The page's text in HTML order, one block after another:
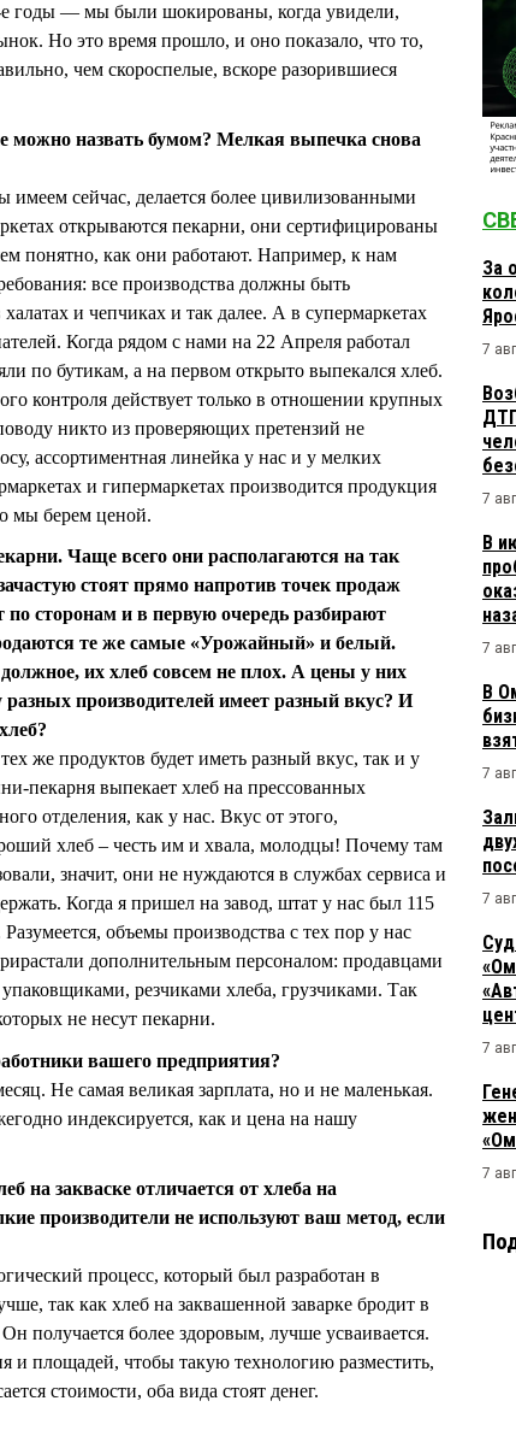
годы — мы были шокированы, когда увидели,
Но это время прошло, и оно показало, что то,
чем скороспелые, вскоре разорившиеся
можно назвать бумом? Мелкая выпечка снова
сейчас, делается более цивилизованными
открываются пекарни, они сертифицированы
понятно, как они работают. Например, к нам
все производства должны быть
и чепчиках и так далее. А в супермаркетах
Когда рядом с нами на 22 Апреля работал
по бутикам, а на первом открыто выпекался хлеб.
контроля действует только в отношении крупных
никто из проверяющих претензий не
ассортиментная линейка у нас и у мелких
и гипермаркетах производится продукция
мы берем ценой.
Чаще всего они располагаются на так
стоят прямо напротив точек продаж
сторонам и в первую очередь разбирают
те же самые «Урожайный» и белый.
их хлеб совсем не плох. А цены у них
разных производителей имеет разный вкус? И
же продуктов будет иметь разный вкус, так и у
пекарня выпекает хлеб на прессованных
отделения, как у нас. Вкус от этого,
хлеб – честь им и хвала, молодцы! Почему там
значит, они не нуждаются в службах сервиса и
Когда я пришел на завод, штат у нас был 115
объемы производства с тех пор у нас
дополнительным персоналом: продавцами
резчиками хлеба, грузчиками. Так
не несут пекарни.
вашего предприятия?
Не самая великая зарплата, но и не маленькая.
индексируется, как и цена на нашу
на закваске отличается от хлеба на
производители не используют ваш метод, если
процесс, который был разработан в
так как хлеб на заквашенной заварке бродит в
получается более здоровым, лучше усваивается.
и площадей, чтобы такую технологию разместить,
стоимости, оба вида стоят денег.
За
7
7
В
7
В
7
7
7
7